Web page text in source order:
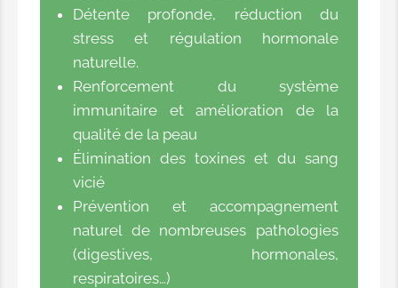
Détente profonde, réduction du
stress et régulation hormonale
naturelle.
Renforcement du système
immunitaire et amélioration de la
qualité de la peau
Élimination des toxines et du sang
vicié
Prévention et accompagnement
naturel de nombreuses pathologies
(digestives, hormonales,
respiratoires…)